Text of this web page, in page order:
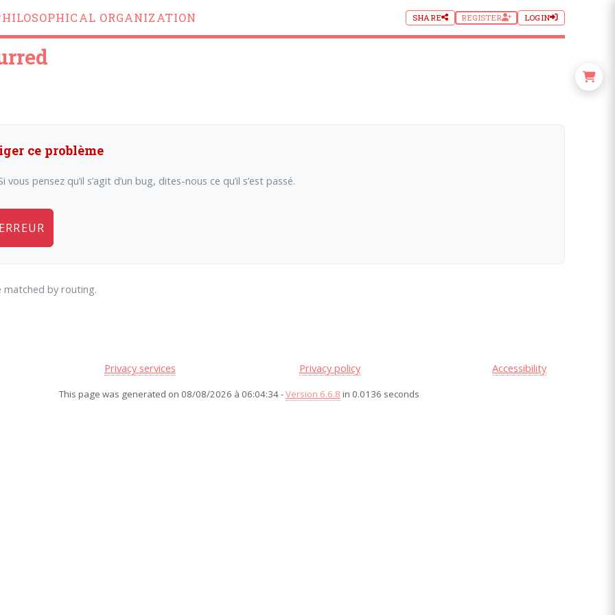
ORGANIZATION SHARE REGISTER LOGIN
ce problème
pensez qu’il s’agit d’un bug, dites-nous ce qu’il s’est passé.
matched by routing.
Privacy services Privacy policy Accessibility
This page was generated on 08/08/2026 à 06:04:34 -Version 6.6.8 in 0.0136 seconds